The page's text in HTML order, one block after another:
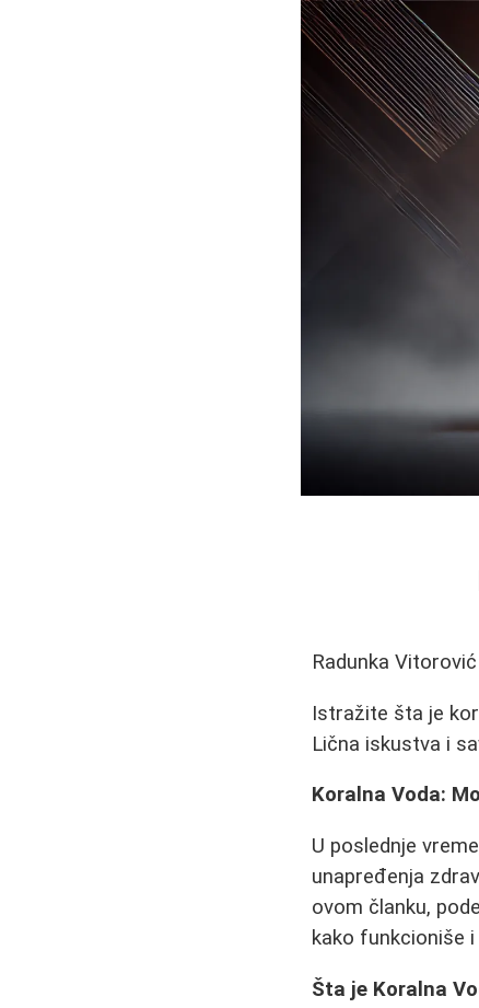
Radunka Vitorović
Istražite šta je
Lična iskustva i
Koralna Voda:
U poslednje
unapređenja
ovom članku,
kako funkcioniše
Šta je Koralna